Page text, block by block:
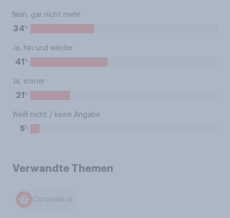
Nein, gar nicht mehr
34%
Ja, hin und wieder
41 %
Ja, immer
21 %
Weiß nicht / keine Angabe
5%
Verwandte Themen
Coronavirus